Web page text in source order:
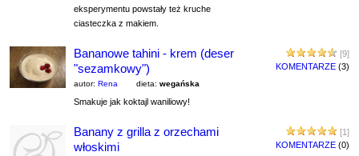
eksperymentu powstały też kruche
ciasteczka z makiem.
[9]
KOMENTARZE (3)
Bananowe tahini - krem (deser
"sezamkowy")
autor: Rena dieta: wegańska
Smakuje jak koktajl waniliowy!
[1]
KOMENTARZE (0)
Banany z grilla z orzechami
włoskimi